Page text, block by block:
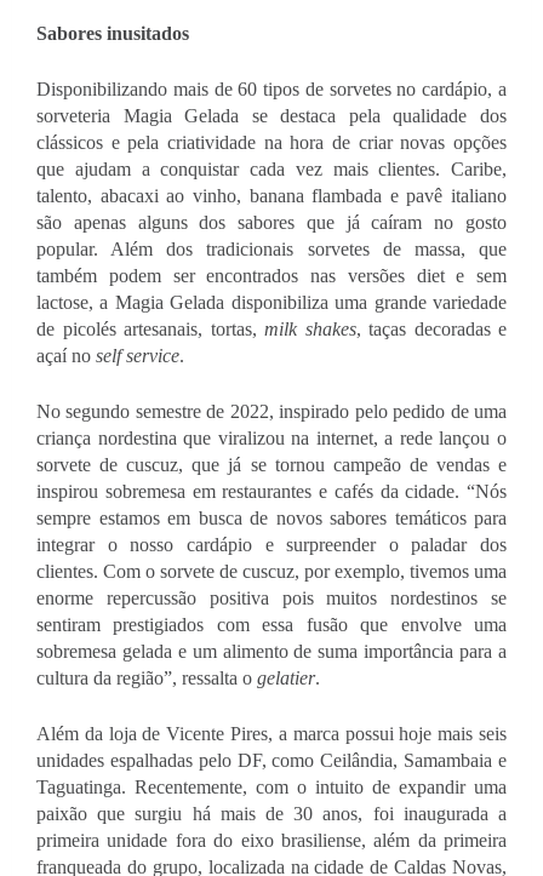
Sabores inusitados
Disponibilizando mais de 60 tipos de sorvetes no cardápio, a
sorveteria Magia Gelada se destaca pela qualidade dos
clássicos e pela criatividade na hora de criar novas opções
que ajudam a conquistar cada vez mais clientes. Caribe,
talento, abacaxi ao vinho, banana flambada e pavê italiano
são apenas alguns dos sabores que já caíram no gosto
popular. Além dos tradicionais sorvetes de massa, que
também podem ser encontrados nas versões diet e sem
lactose, a Magia Gelada disponibiliza uma grande variedade
de picolés artesanais, tortas, milk shakes, taças decoradas e
açaí no self service.
No segundo semestre de 2022, inspirado pelo pedido de uma
criança nordestina que viralizou na internet, a rede lançou o
sorvete de cuscuz, que já se tornou campeão de vendas e
inspirou sobremesa em restaurantes e cafés da cidade. “Nós
sempre estamos em busca de novos sabores temáticos para
integrar o nosso cardápio e surpreender o paladar dos
clientes. Com o sorvete de cuscuz, por exemplo, tivemos uma
enorme repercussão positiva pois muitos nordestinos se
sentiram prestigiados com essa fusão que envolve uma
sobremesa gelada e um alimento de suma importância para a
cultura da região”, ressalta o gelatier.
Além da loja de Vicente Pires, a marca possui hoje mais seis
unidades espalhadas pelo DF, como Ceilândia, Samambaia e
Taguatinga. Recentemente, com o intuito de expandir uma
paixão que surgiu há mais de 30 anos, foi inaugurada a
primeira unidade fora do eixo brasiliense, além da primeira
franqueada do grupo, localizada na cidade de Caldas Novas,